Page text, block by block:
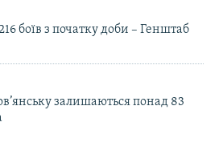
боїв з початку доби – Генштаб
залишаються понад 83